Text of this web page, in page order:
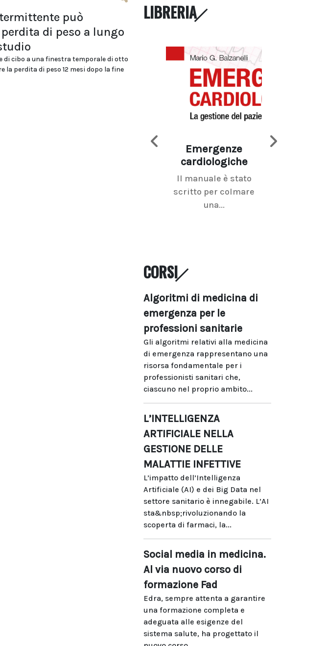
può
di peso a lungo
di cibo a una finestra temporale di otto
la perdita di peso 12 mesi dopo la fine
LIBRERIA
Emergenze
cardiologiche
Il manuale è stato
scritto per colmare
una...
CORSI
Algoritmi di medicina di
emergenza per le
professioni sanitarie
Gli algoritmi relativi alla medicina
di emergenza rappresentano una
risorsa fondamentale per i
professionisti sanitari che,
ciascuno nel proprio ambito...
L’INTELLIGENZA
ARTIFICIALE NELLA
GESTIONE DELLE
MALATTIE INFETTIVE
L’impatto dell’Intelligenza
Artificiale (AI) e dei Big Data nel
settore sanitario è innegabile. L’AI
sta&nbsp;rivoluzionando la
scoperta di farmaci, la...
Social media in medicina.
Al via nuovo corso di
formazione Fad
Edra, sempre attenta a garantire
una formazione completa e
adeguata alle esigenze del
sistema salute, ha progettato il